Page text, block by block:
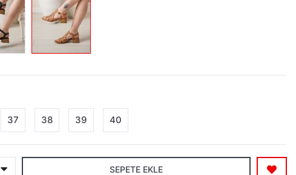
37 38 39 40
SEPETE EKLE